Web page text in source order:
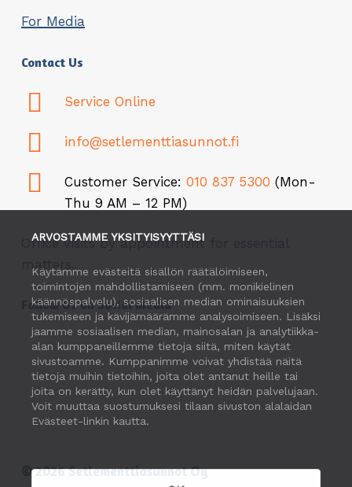
ARVOSTAMME YKSITYISYYTTÄSI
Käytämme evästeitä sisällön räätälöimiseen,
toimintojen mahdollistamiseen (mm. monikielinen
käännöspalvelu), sosiaalisen median ominaisuuksien
tukemiseen ja kävijämäärämme analysoimiseen. Lisäksi
jaamme sosiaalisen median, mainosalan ja analytiikka-
alan kumppaneillemme tietoja siitä, miten käytät
sivustoamme. Kumppanimme voivat yhdistää näitä
tietoja muihin tietoihin, joita olet antanut heille tai
joita on kerätty, kun olet käyttänyt heidän palvelujaan.
Voit muuttaa suostumuksesi tilaan sivuston alalaidan
Evästeet-linkin kautta.
For Media
Contact Us
Service Online
info@setlementtiasunnot.fi
Customer Service:010 837 5300 (Mon-
Thu 9 AM – 12 PM)
Office visits by appointment for essential
Follow Us on Social Media
©2026Setlementtiasunnot Oy